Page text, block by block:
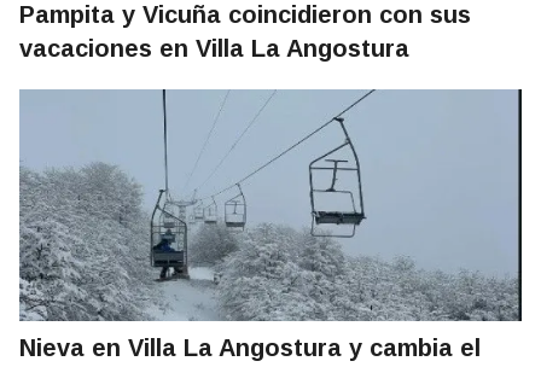
Pampita y Vicuña coincidieron con sus
vacaciones en Villa La Angostura
Nieva en Villa La Angostura y cambia el